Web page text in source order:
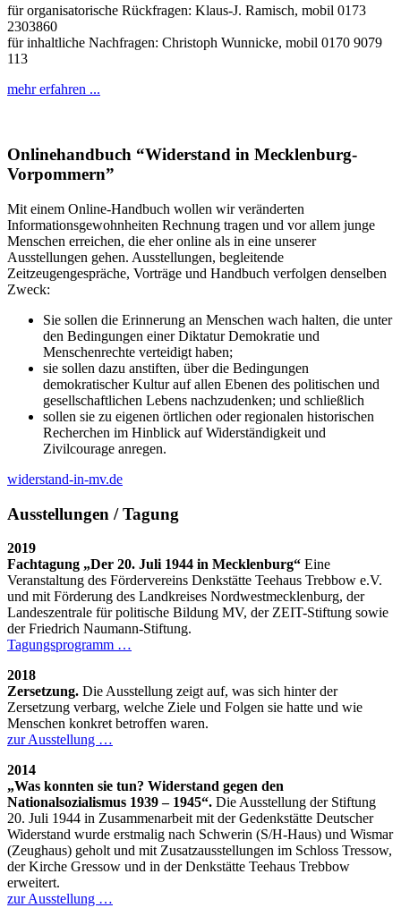
für organisatorische Rückfragen: Klaus-J. Ramisch, mobil 0173
2303860
für inhaltliche Nachfragen: Christoph Wunnicke, mobil 0170 9079
113
mehr erfahren ...
Onlinehandbuch “Widerstand in Mecklenburg-
Vorpommern”
Mit einem Online-Handbuch wollen wir veränderten
Informationsgewohnheiten Rechnung tragen und vor allem junge
Menschen erreichen, die eher online als in eine unserer
Ausstellungen gehen. Ausstellungen, begleitende
Zeitzeugengespräche, Vorträge und Handbuch verfolgen denselben
Zweck:
Sie sollen die Erinnerung an Menschen wach halten, die unter
den Bedingungen einer Diktatur Demokratie und
Menschenrechte verteidigt haben;
sie sollen dazu anstiften, über die Bedingungen
demokratischer Kultur auf allen Ebenen des politischen und
gesellschaftlichen Lebens nachzudenken; und schließlich
sollen sie zu eigenen örtlichen oder regionalen historischen
Recherchen im Hinblick auf Widerständigkeit und
Zivilcourage anregen.
widerstand-in-mv.de
Ausstellungen / Tagung
2019
Fachtagung „Der 20. Juli 1944 in Mecklenburg“ Eine
Veranstaltung des Fördervereins Denkstätte Teehaus Trebbow e.V.
und mit Förderung des Landkreises Nordwestmecklenburg, der
Landeszentrale für politische Bildung MV, der ZEIT-Stiftung sowie
der Friedrich Naumann-Stiftung.
Tagungsprogramm …
2018
Zersetzung. Die Ausstellung zeigt auf, was sich hinter der
Zersetzung verbarg, welche Ziele und Folgen sie hatte und wie
Menschen konkret betroffen waren.
zur Ausstellung …
2014
„Was konnten sie tun? Widerstand gegen den
Nationalsozialismus 1939 – 1945“. Die Ausstellung der Stiftung
20. Juli 1944 in Zusammenarbeit mit der Gedenkstätte Deutscher
Widerstand wurde erstmalig nach Schwerin (S/H-Haus) und Wismar
(Zeughaus) geholt und mit Zusatzausstellungen im Schloss Tressow,
der Kirche Gressow und in der Denkstätte Teehaus Trebbow
erweitert.
zur Ausstellung …